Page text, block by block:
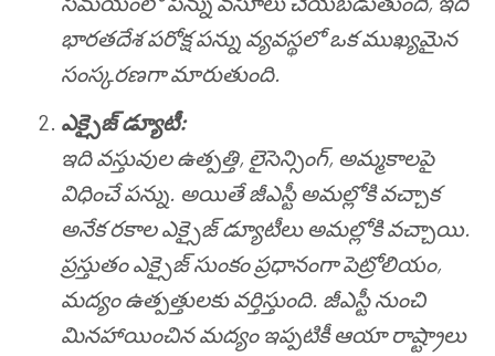
భారతదేశ పరోక్ష పన్ను వ్యవస్థలో ఒక ముఖ్యమైన
సంస్కరణగా మారుతుంది.
ఎక్సైజ్ డ్యూటీ:
ఇది వస్తువుల ఉత్పత్తి, లైసెన్సింగ్, అమ్మకాలపై
విధించే పన్ను. అయితే జీఎస్టీ అమల్లోకి వచ్చాక
అనేక రకాల ఎక్సైజ్ డ్యూటీలు అమల్లోకి వచ్చాయి.
ప్రస్తుతం ఎక్సైజ్ సుంకం ప్రధానంగా పెట్రోలియం,
మద్యం ఉత్పత్తులకు వర్తిస్తుంది. జీఎస్టీ నుంచి
మినహాయించిన మద్యం ఇప్పటికీ ఆయా రాష్ట్రాలు